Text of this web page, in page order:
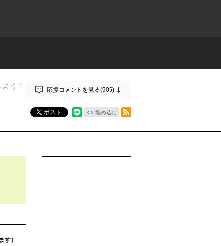
う！ 応援コメントを見る(905)
ポスト 埋め込む
す）